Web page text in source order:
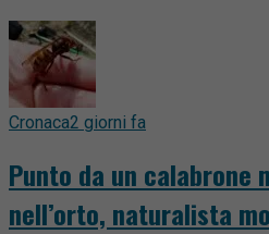
Cronaca2 giorni fa
Punto da un calabrone
nell’orto, naturalista